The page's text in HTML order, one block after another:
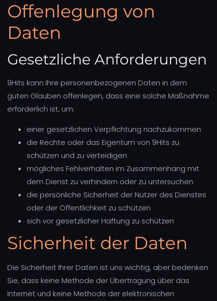
Offenlegung von
Daten
Gesetzliche Anforderungen
9Hits kann Ihre personenbezogenen Daten in dem
guten Glauben offenlegen, dass eine solche Maßnahme
erforderlich ist, um:
einer gesetzlichen Verpflichtung nachzukommen
die Rechte oder das Eigentum von 9Hits zu
schützen und zu verteidigen
mögliches Fehlverhalten im Zusammenhang mit
dem Dienst zu verhindern oder zu untersuchen
die persönliche Sicherheit der Nutzer des Dienstes
oder der Öffentlichkeit zu schützen
sich vor gesetzlicher Haftung zu schützen
Sicherheit der Daten
Die Sicherheit Ihrer Daten ist uns wichtig, aber bedenken
Sie, dass keine Methode der Übertragung über das
Internet und keine Methode der elektronischen